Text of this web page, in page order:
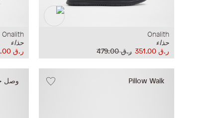
Onalith
حذاء
ر.ق‏ 479.00
ر.ق‏ 351.00
Onalith
حذاء
ر.ق‏ 244.00
Pillow Walk وصل